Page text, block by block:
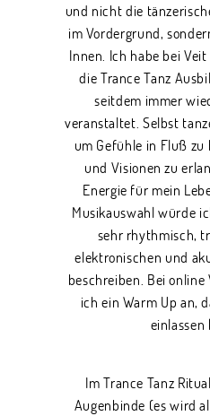
und nicht die
im Vordergrund,
Innen. Ich habe bei
die Trance Tanz
seitdem immer
veranstaltet. Selbst
um Gefühle in Fluß
und Visionen zu
Energie für mein
Musikauswahl würde
sehr rhythmisch,
elektronischen und
beschreiben. Bei
ich ein Warm Up an,
einlassen
Im Trance Tanz
Augenbinde (es wird